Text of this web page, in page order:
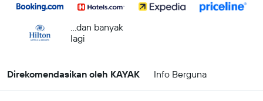
...dan banyak
lagi
Direkomendasikan oleh KAYAK Info Berguna